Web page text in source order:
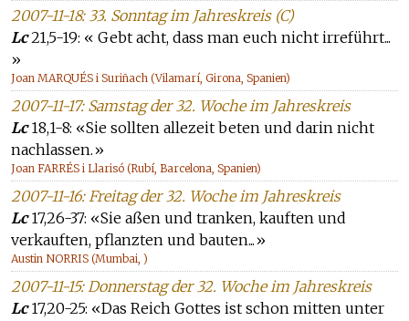
2007-11-18: 33. Sonntag im Jahreskreis (C)
Lc21,5-19: « Gebt acht, dass man euch nicht irreführt...
»
Joan MARQUÉS i Suriñach (Vilamarí, Girona, Spanien)
2007-11-17: Samstag der 32. Woche im Jahreskreis
Lc18,1-8: «Sie sollten allezeit beten und darin nicht
nachlassen.»
Joan FARRÉS i Llarisó (Rubí, Barcelona, Spanien)
2007-11-16: Freitag der 32. Woche im Jahreskreis
Lc17,26-37: «Sie aßen und tranken, kauften und
verkauften, pflanzten und bauten...»
Austin NORRIS (Mumbai, )
2007-11-15: Donnerstag der 32. Woche im Jahreskreis
Lc17,20-25: «Das Reich Gottes ist schon mitten unter